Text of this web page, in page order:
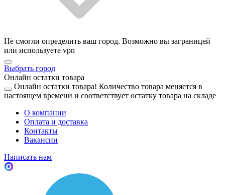
Не смогли определить ваш город. Возможно вы заграницей
или используете vpn
Выбрать город
Онлайн остатки товара
Онлайн остатки товара! Количество товара меняется в
настоящем времени и соответствует остатку товара на складе
О компании
Оплата и доставка
Контакты
Вакансии
Написать нам